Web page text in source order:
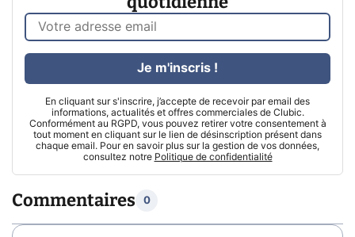
En cliquant sur s'inscrire, j’accepte de recevoir par email des
informations, actualités et offres commerciales de Clubic.
Conformément au RGPD, vous pouvez retirer votre consentement à
tout moment en cliquant sur le lien de désinscription présent dans
chaque email. Pour en savoir plus sur la gestion de vos données,
consultez notre Politique de confidentialité
Je m'inscris !
Commentaires 0